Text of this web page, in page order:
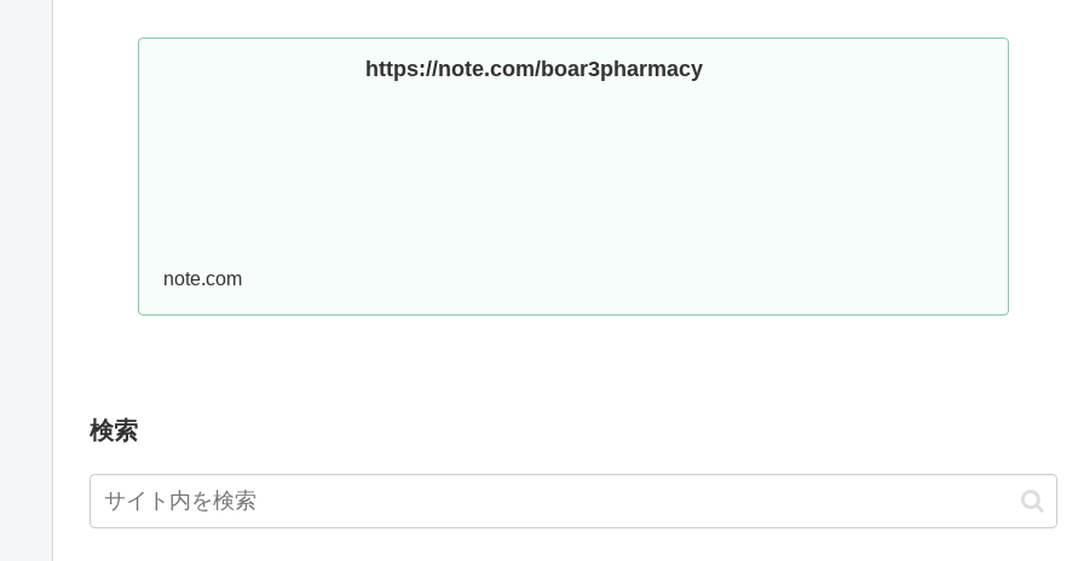
https://note.com/boar3pharmacy
note.com
検索